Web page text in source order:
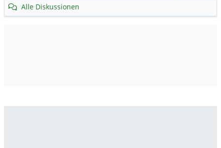
Alle Diskussionen